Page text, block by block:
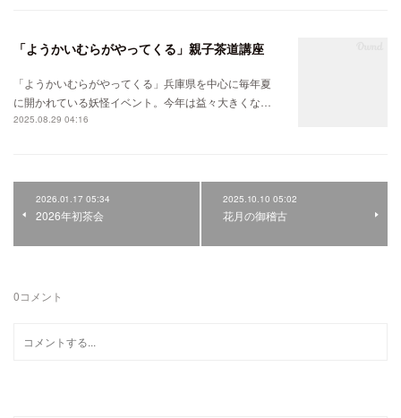
「ようかいむらがやってくる」親子茶道講座
「ようかいむらがやってくる」兵庫県を中心に毎年夏
に開かれている妖怪イベント。今年は益々大きくな…
2025.08.29 04:16
2026.01.17 05:34
2026年初茶会
2025.10.10 05:02
花月の御稽古
0コメント